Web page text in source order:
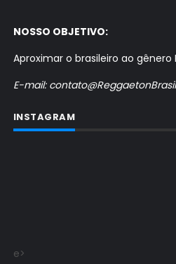
NOSSO OBJETIVO:
Aproximar o brasileiro ao gênero
E-mail:
INSTAGRAM
e>